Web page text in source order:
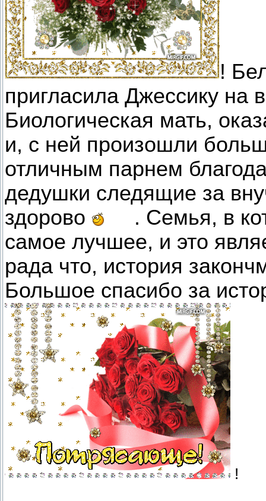
!
пригласила Джессику на
Биологическая мать,
и, с ней произошли
отличным парнем
дедушки следящие за
здорово
. Семья, в
самое лучшее, и это
рада что, история
Большое спасибо за
!